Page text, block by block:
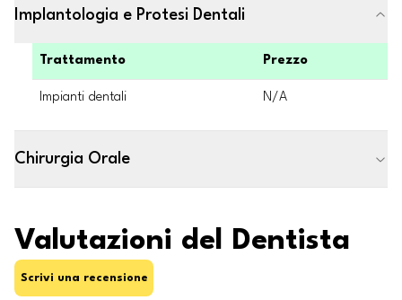
Implantologia e Protesi Dentali
Trattamento Prezzo
Impianti dentali N/A
Chirurgia Orale
Valutazioni del Dentista
Scrivi una recensione